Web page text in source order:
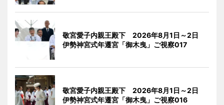
敬宮愛子内親王殿下 2026年8月1日～2日
伊勢神宮式年遷宮「御木曳」ご視察017
敬宮愛子内親王殿下 2026年8月1日～2日
伊勢神宮式年遷宮「御木曳」ご視察016